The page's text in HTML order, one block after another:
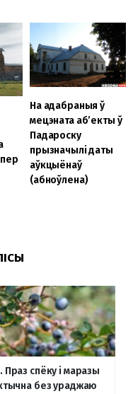
На адабраныя ў
мецэната аб’екты ў
Падароску
прызначылі даты
аўкцыёнаў
(абноўлена)
спёку і маразы
без ураджаю